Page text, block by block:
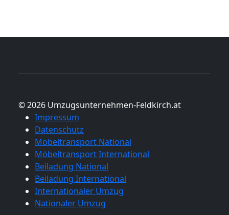
© 2026 Umzugsunternehmen-Feldkirch.at
Impressum
Datenschutz
Möbeltransport National
Möbeltransport International
Beiladung National
Beiladung International
Internationaler Umzug
Nationaler Umzug